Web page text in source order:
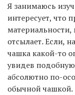
Я занимаюсь
интересует, что
материальности,
отсылает. Если,
чашка какой-то
увидев
абсолютно по-
обычной чашкой.